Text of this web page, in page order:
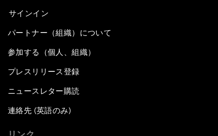
サインイン
パートナー（組織）について
参加する（個人、組織）
プレスリリース登録
ニュースレター購読
連絡先 (英語のみ)